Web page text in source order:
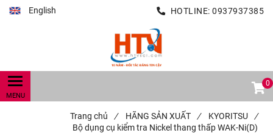
English HOTLINE: 0937937385
0
Trang chủ / HÃNG SẢN XUẤT / KYORITSU
/
Bộ dụng cụ kiểm tra Nickel thang thấp WAK-Ni(D)